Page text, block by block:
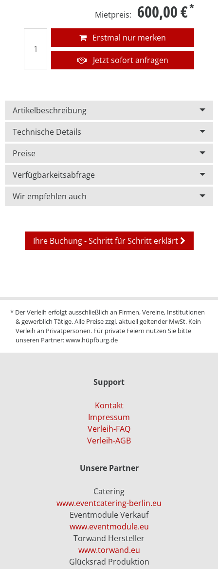
600,00 €
Erstmal nur merken
Jetzt sofort anfragen
Artikelbeschreibung
Technische Details
Preise
Verfügbarkeitsabfrage
Wir empfehlen auch
Ihre Buchung - Schritt für Schritt erklärt
* Der Verleih erfolgt ausschließlich an Firmen, Vereine, Institutionen
& gewerblich Tätige. Alle Preise zzgl. aktuell geltender MwSt. Kein
Verleih an Privatpersonen. Für private Feiern nutzen Sie bitte
unseren Partner:www.hüpfburg.de
Support
Kontakt
Impressum
Verleih-FAQ
Verleih-AGB
Unsere Partner
Catering
www.eventcatering-berlin.eu
Eventmodule Verkauf
www.eventmodule.eu
Torwand Hersteller
www.torwand.eu
Glücksrad Produktion